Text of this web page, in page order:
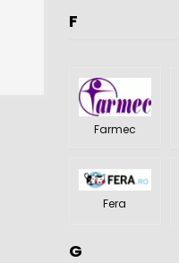
F
Farmec
Fera
G